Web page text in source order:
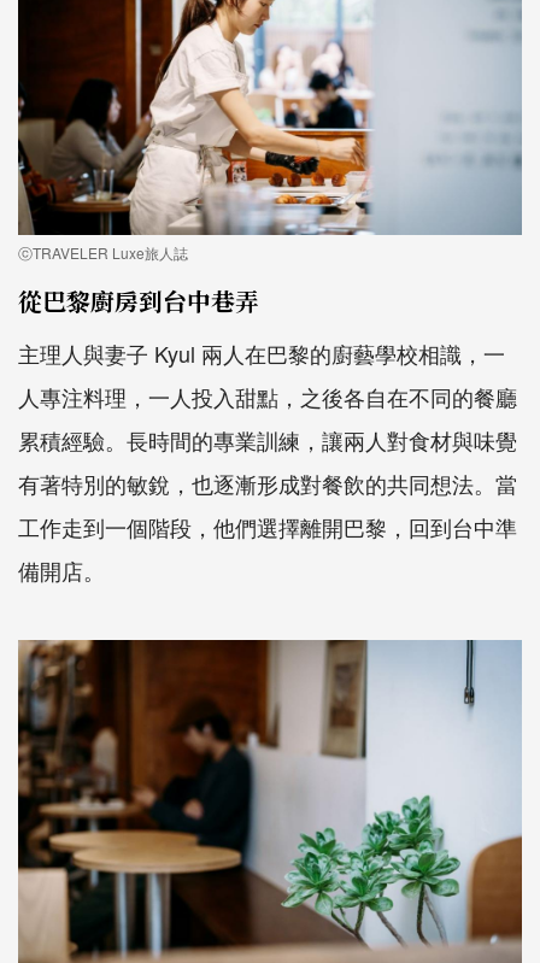
ⓒTRAVELER Luxe旅人誌
從巴黎廚房到台中巷弄
主理人與妻子 Kyul 兩人在巴黎的廚藝學校相識，一
人專注料理，一人投入甜點，之後各自在不同的餐廳
累積經驗。長時間的專業訓練，讓兩人對食材與味覺
有著特別的敏銳，也逐漸形成對餐飲的共同想法。當
工作走到一個階段，他們選擇離開巴黎，回到台中準
備開店。